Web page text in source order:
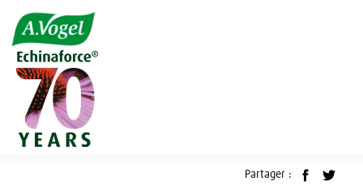
Accueil Blog
Nettoyer ses reins et sa vessie naturellement : guide complet
Detox
Partager :